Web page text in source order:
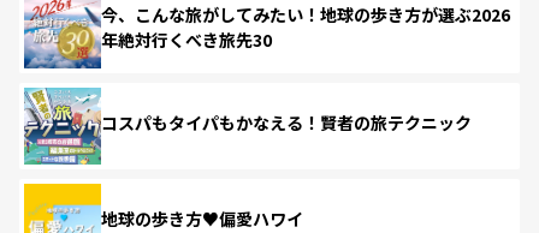
今、こんな旅がしてみたい！地球の歩き方が選ぶ2026
年絶対行くべき旅先30
コスパもタイパもかなえる！賢者の旅テクニック
地球の歩き方♥偏愛ハワイ